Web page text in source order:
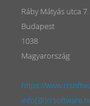
Ráby Mátyás utca 7.
Budapest
1038
Magyarország
https://